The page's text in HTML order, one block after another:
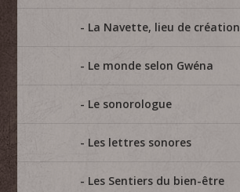
La Navette, lieu de création
Le monde selon Gwéna
Le sonorologue
Les lettres sonores
Les Sentiers du bien-être